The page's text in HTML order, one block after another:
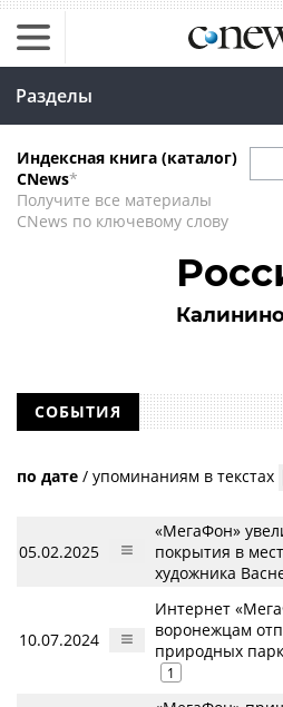
Разделы
Индексная книга (каталог)
CNews*
Получите все материалы
CNews по ключевому слову
СОБЫТИЯ
по дате / упоминаниям в текстах
05.02.2025
«МегаФон»
покрытия в
художника
10.07.2024
Интернет
воронежцам
природных
1